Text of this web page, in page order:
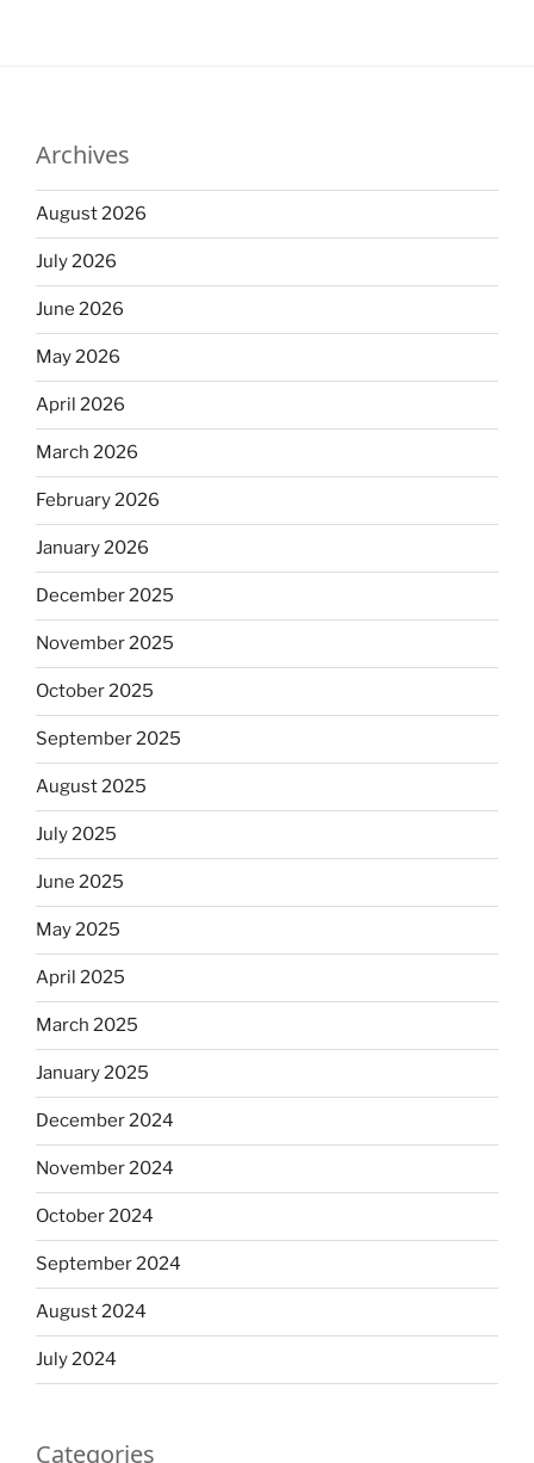
Archives
August 2026
July 2026
June 2026
May 2026
April 2026
March 2026
February 2026
January 2026
December 2025
November 2025
October 2025
September 2025
August 2025
July 2025
June 2025
May 2025
April 2025
March 2025
January 2025
December 2024
November 2024
October 2024
September 2024
August 2024
July 2024
Categories